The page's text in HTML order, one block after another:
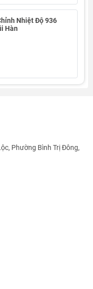
Nhiệt Độ 936
Hàn
Phường Bình Trị Đông,